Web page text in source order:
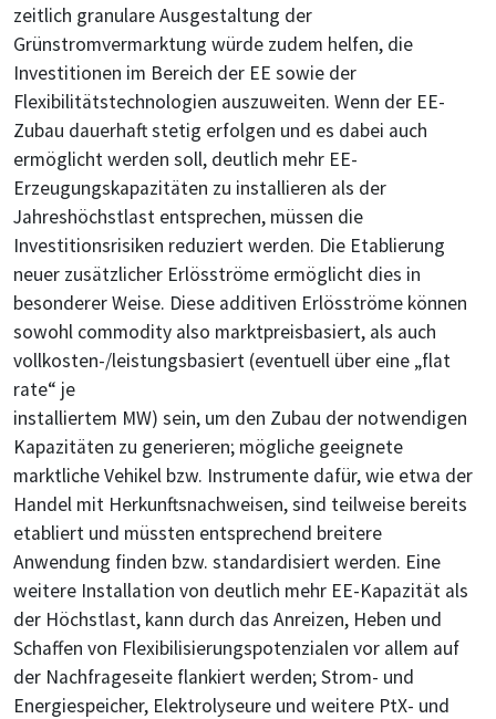
zeitlich granulare Ausgestaltung der
Grünstromvermarktung würde zudem helfen, die
Investitionen im Bereich der EE sowie der
Flexibilitätstechnologien auszuweiten. Wenn der EE-
Zubau dauerhaft stetig erfolgen und es dabei auch
ermöglicht werden soll, deutlich mehr EE-
Erzeugungskapazitäten zu installieren als der
Jahreshöchstlast entsprechen, müssen die
Investitionsrisiken reduziert werden. Die Etablierung
neuer zusätzlicher Erlösströme ermöglicht dies in
besonderer Weise. Diese additiven Erlösströme können
sowohl commodity also marktpreisbasiert, als auch
vollkosten-/leistungsbasiert (eventuell über eine „flat
rate“ je
installiertem MW) sein, um den Zubau der notwendigen
Kapazitäten zu generieren; mögliche geeignete
marktliche Vehikel bzw. Instrumente dafür, wie etwa der
Handel mit Herkunftsnachweisen, sind teilweise bereits
etabliert und müssten entsprechend breitere
Anwendung finden bzw. standardisiert werden. Eine
weitere Installation von deutlich mehr EE-Kapazität als
der Höchstlast, kann durch das Anreizen, Heben und
Schaffen von Flexibilisierungspotenzialen vor allem auf
der Nachfrageseite flankiert werden; Strom- und
Energiespeicher, Elektrolyseure und weitere PtX- und